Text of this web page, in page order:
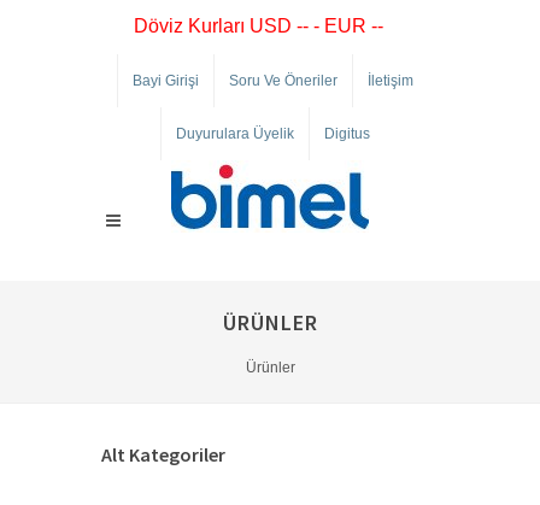
Döviz Kurları USD -- - EUR --
Bayi Girişi Soru Ve Öneriler İletişim
Duyurulara Üyelik Digitus
ÜRÜNLER
Ürünler
Alt Kategoriler